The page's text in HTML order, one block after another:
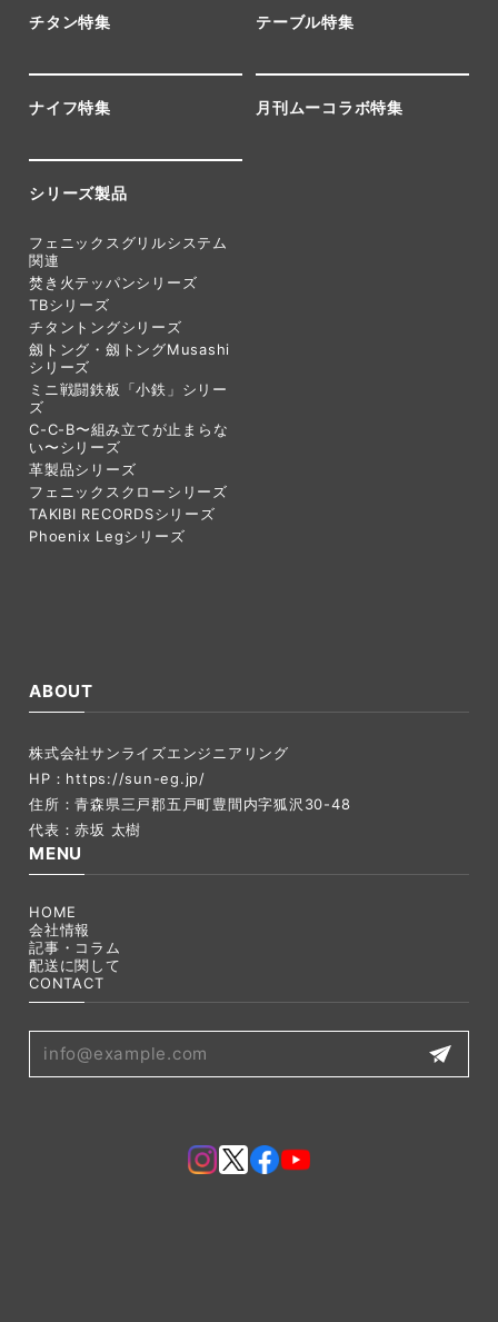
チタン特集 テーブル特集
ナイフ特集 月刊ムーコラボ特集
シリーズ製品
フェニックスグリルシステム
関連
焚き火テッパンシリーズ
TBシリーズ
チタントングシリーズ
劔トング・劔トングMusashi
シリーズ
ミニ戦闘鉄板「小鉄」シリー
ズ
C-C-B〜組み立てが止まらな
い〜シリーズ
革製品シリーズ
フェニックスクローシリーズ
TAKIBI RECORDSシリーズ
Phoenix Legシリーズ
ABOUT
株式会社サンライズエンジニアリング
HP： https://sun-eg.jp/
住所：青森県三戸郡五戸町豊間内字狐沢30-48
代表：赤坂 太樹
MENU
HOME
会社情報
記事・コラム
配送に関して
CONTACT